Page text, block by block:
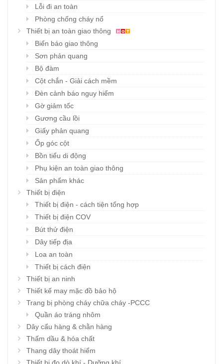
Lỗi đi an toàn
Phòng chống cháy nổ
Thiết bị an toàn giao thông
Biển báo giao thông
Sơn phản quang
Bộ đàm
Cột chắn - Giải cách mềm
Đèn cảnh báo nguy hiểm
Gờ giảm tốc
Gương cầu lồi
Giấy phản quang
Ốp góc cột
Bồn tiểu di động
Phụ kiện an toàn giao thông
Sản phẩm khác
Thiết bị điện
Thiết bị điện - cách tiện tổng hợp
Thiết bị điện COV
Bút thử điện
Dây tiếp địa
Loa an toàn
Thiết bị cách điện
Thiết bị an ninh
Thiết kế may mặc đồ bảo hộ
Trang bị phòng cháy chữa cháy -PCCC
Quần áo tráng nhôm
Dây cẩu hàng & chằn hàng
Thấm dầu & hóa chất
Thang dây thoát hiểm